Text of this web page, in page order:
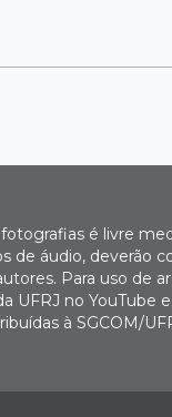
é livre
de áudio, deverão
Para uso de
UFRJ no YouTube
à SGCOM/